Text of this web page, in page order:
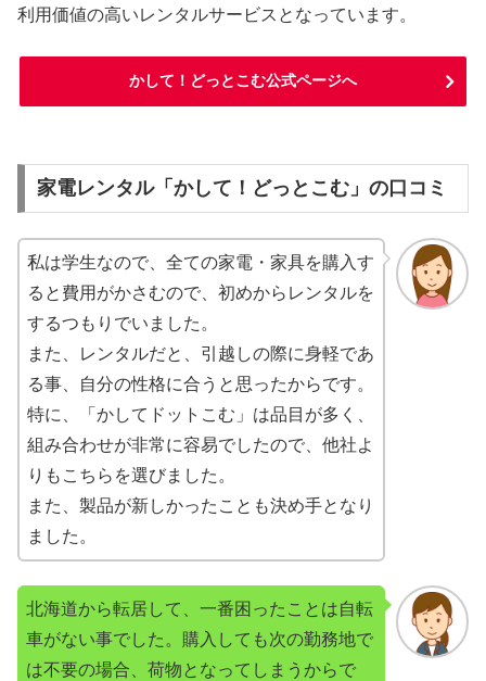
利用価値の高いレンタルサービスとなっています。
かして！どっとこむ公式ページへ
家電レンタル「かして！どっとこむ」の口コミ
私は学生なので、全ての家電・家具を購入す
ると費用がかさむので、初めからレンタルを
するつもりでいました。
また、レンタルだと、引越しの際に身軽であ
る事、自分の性格に合うと思ったからです。
特に、「かしてドットこむ」は品目が多く、
組み合わせが非常に容易でしたので、他社よ
りもこちらを選びました。
また、製品が新しかったことも決め手となり
ました。
北海道から転居して、一番困ったことは自転
車がない事でした。購入しても次の勤務地で
は不要の場合、荷物となってしまうからで